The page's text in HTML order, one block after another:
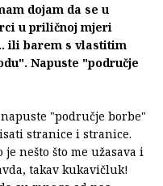
dojam da se u
u priličnoj mjeri
ili barem s vlastitim
Napuste "područje
"područje borbe"
stranice i stranice.
je nešto što me užasava i
takav kukavičluk!